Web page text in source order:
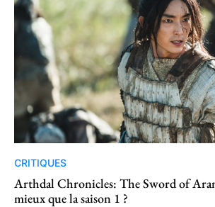
CRITIQUES
Arthdal Chronicles: The Sword of
mieux que la saison 1 ?